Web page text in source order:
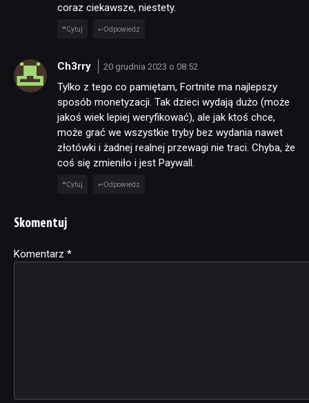
coraz ciekawsze, niestety.
Cytuj Odpowiedz
Ch3rry 20 grudnia 2023 o 08:52
Tylko z tego co pamiętam, Fortnite ma najlepszy
sposób monetyzacji. Tak dzieci wydają dużo (może
jakoś wiek lepiej weryfikować), ale jak ktoś chce,
może grać we wszystkie tryby bez wydania nawet
złotówki i żadnej realnej przewagi nie traci. Chyba, że
coś się zmieniło i jest Paywall.
Cytuj Odpowiedz
Skomentuj
Komentarz *
Alternative: